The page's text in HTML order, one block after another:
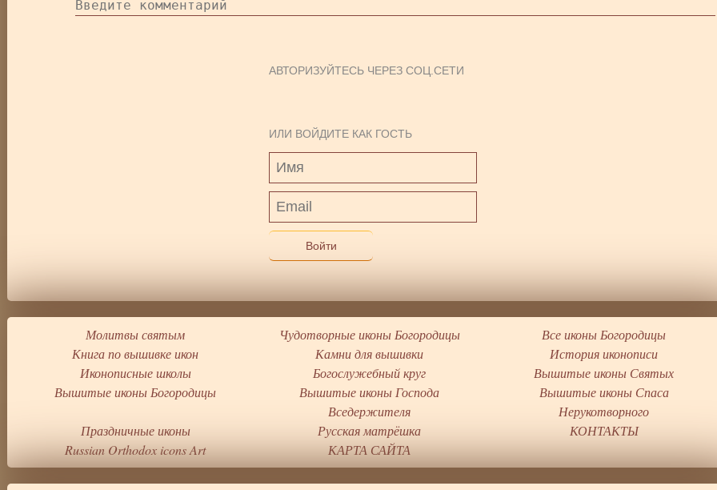
АВТОРИЗУЙТЕСЬ ЧЕРЕЗ СОЦ.СЕТИ
ИЛИ ВОЙДИТЕ КАК ГОСТЬ
Войти
Молитвы святым Чудотворные иконы Богородицы
Все иконы Богородицы
Книга по вышивке икон
Камни для вышивки
История иконописи
Иконописные школы
Богослужебный круг
Вышитые иконы Святых
Вышитые иконы Богородицы
Вышитые иконы Господа
Вседержителя
Вышитые иконы Спаса
Нерукотворного
Праздничные иконы
Русская матрёшка
КОНТАКТЫ
Russian Orthodox icons Art
КАРТА САЙТА